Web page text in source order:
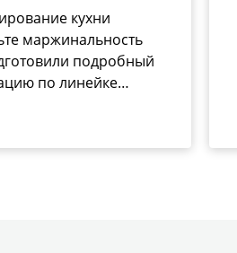
кухни
маржинальность
подробный
по линейке
700 серии
Этот материал